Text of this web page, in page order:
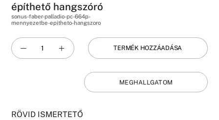
építhető hangszóró
sonus-faber-palladio-pc-664p-
mennyezetbe-epitheto-hangszoro
TERMÉK HOZZÁADÁSA
MEGHALLGATOM
RÖVID ISMERTETŐ